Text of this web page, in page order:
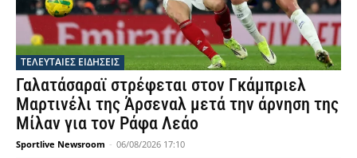
ΤΕΛΕΥΤΑΙΕΣ ΕΙΔΗΣΕΙΣ
Γαλατάσαραϊ στρέφεται στον Γκάμπριελ
Μαρτινέλι της Άρσεναλ μετά την άρνηση της
Μίλαν για τον Ράφα Λεάο
Sportlive Newsroom - 06/08/2026 17:10